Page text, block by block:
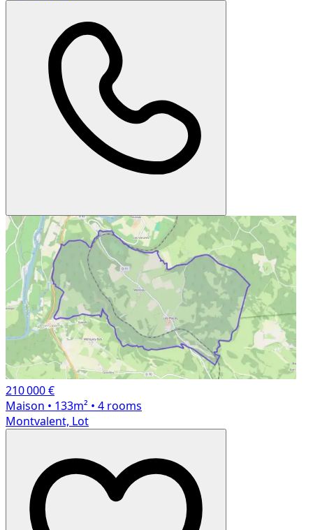
210 000 €
Maison • 133m² • 4 rooms
Montvalent, Lot